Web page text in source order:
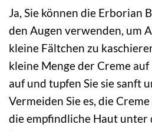
Ja, Sie können die Erborian
den Augen verwenden, um
kleine Fältchen zu
kleine Menge der Creme
auf und tupfen Sie sie sanft
Vermeiden Sie es, die
die empfindliche Haut unter